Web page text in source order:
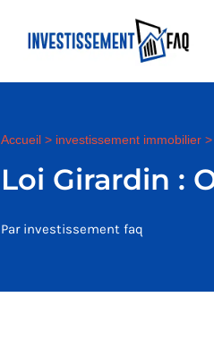
Accueil > investissement immobilier >
Loi Girardin :
Par investissement faq